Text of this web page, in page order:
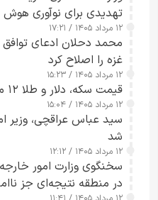
تهدیدی برای نوآوری
۱۲ مرداد ۱۴۰۵ / ۱۷:۲۱
محمد دحلان ادعای توافق
غزه را اصلاح کرد
۱۲ مرداد ۱۴۰۵ / ۱۵:۲۳
قیمت سکه، دلار و طلا ۱۲ مرداد+ جدول
۱۲ مرداد ۱۴۰۵ / ۱۵:۰۴
سید عباس عراقچی، وزیر
شد
۱۲ مرداد ۱۴۰۵ / ۱۲:۱۲
سخنگوی وزارت امور
در منطقه نتیجه‌ای جز